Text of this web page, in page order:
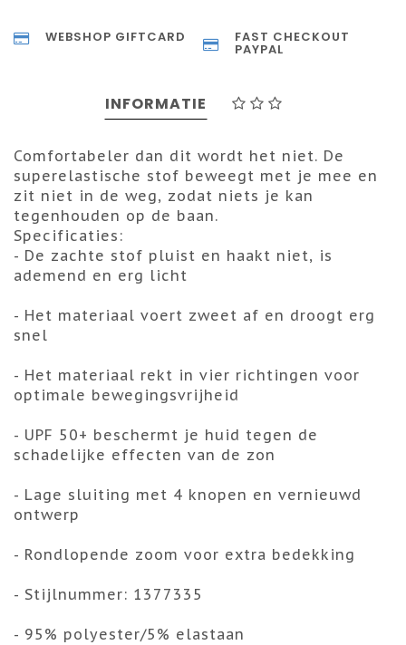
WEBSHOP GIFTCARD FAST CHECKOUT
PAYPAL
INFORMATIE
Comfortabeler dan dit wordt het niet. De
superelastische stof beweegt met je mee en
zit niet in de weg, zodat niets je kan
tegenhouden op de baan.
Specificaties:
- De zachte stof pluist en haakt niet, is
ademend en erg licht
- Het materiaal voert zweet af en droogt erg
snel
- Het materiaal rekt in vier richtingen voor
optimale bewegingsvrijheid
- UPF 50+ beschermt je huid tegen de
schadelijke effecten van de zon
- Lage sluiting met 4 knopen en vernieuwd
ontwerp
- Rondlopende zoom voor extra bedekking
- Stijlnummer: 1377335
- 95% polyester/5% elastaan